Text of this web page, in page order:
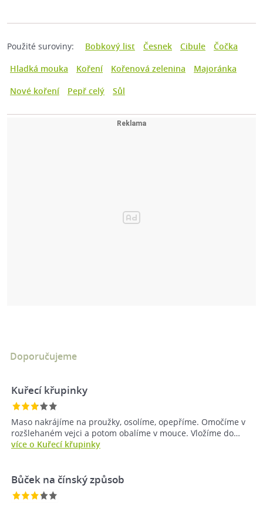
Použité suroviny: Bobkový list Česnek Cibule
Čočka
Hladká mouka
Koření Kořenová zelenina
Majoránka
Nové koření
Pepř celý Sůl
Doporučujeme
Kuřecí křupinky
Maso nakrájíme na proužky, osolíme, opepříme. Omočíme v
rozšlehaném vejci a potom obalíme v mouce. Vložíme do…
více o Kuřecí křupinky
Bůček na čínský způsob